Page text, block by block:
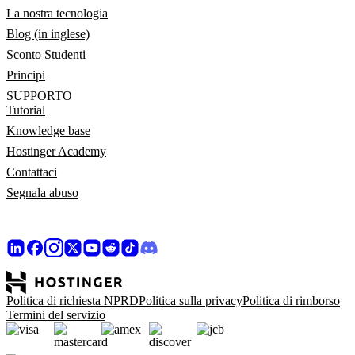
La nostra tecnologia
Blog (in inglese)
Sconto Studenti
Principi
SUPPORTO
Tutorial
Knowledge base
Hostinger Academy
Contattaci
Segnala abuso
Politica di richiesta NPRDPolitica sulla privacyPolitica di rimborso
Termini del servizio